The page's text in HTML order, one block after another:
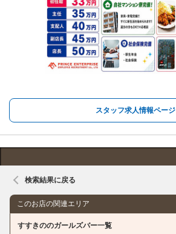
スタッフ求人情報ページ
検索結果に戻る
このお店の関連エリア
すすきののガールズバー一覧